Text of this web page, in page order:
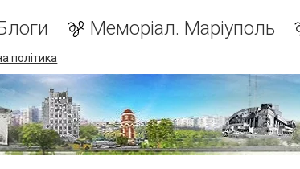
Меморіал. Маріуполь
політика